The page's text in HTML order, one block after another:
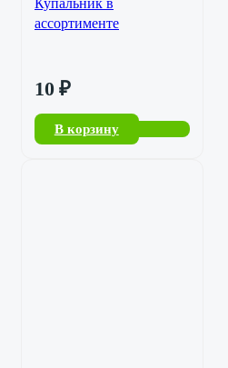
Купальник в
ассортименте
10 ₽
В корзину